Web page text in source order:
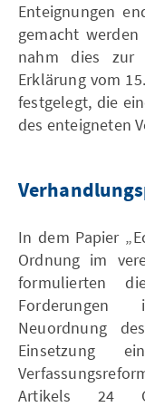
Enteignungen
gemacht
nahm dies zur
Erklärung vom
festgelegt, die
des enteigneten
In dem Papier
Ordnung im
formulierten
Forderungen
Neuordnung
Einsetzung
Artikels 24